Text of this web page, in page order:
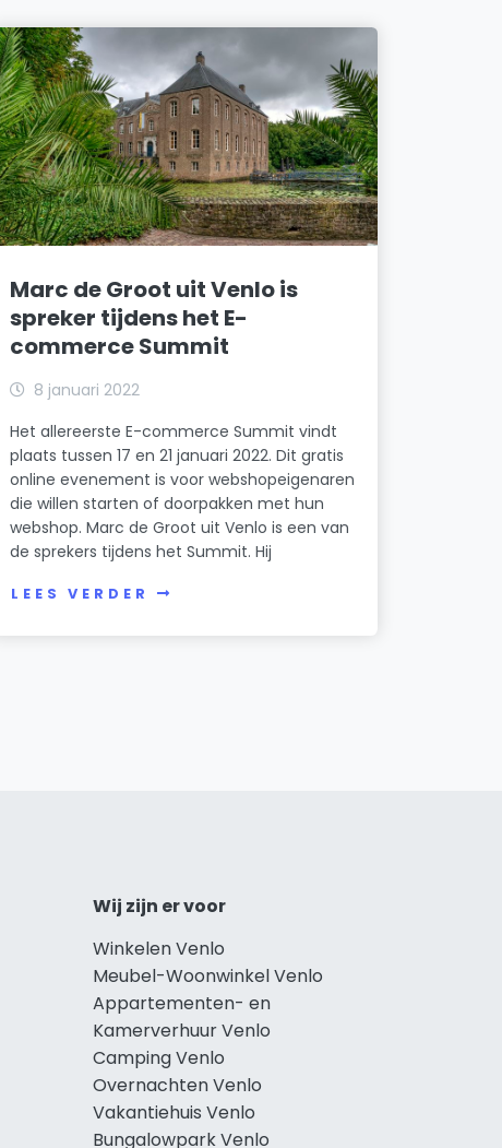
Marc de Groot uit Venlo is
spreker tijdens het E-
commerce Summit
8 januari 2022
Het allereerste E-commerce Summit vindt
plaats tussen 17 en 21 januari 2022. Dit gratis
online evenement is voor webshopeigenaren
die willen starten of doorpakken met hun
webshop. Marc de Groot uit Venlo is een van
de sprekers tijdens het Summit. Hij
LEES VERDER
Wij zijn er voor
Winkelen Venlo
Meubel-Woonwinkel Venlo
Appartementen- en
Kamerverhuur Venlo
Camping Venlo
Overnachten Venlo
Vakantiehuis Venlo
Bungalowpark Venlo